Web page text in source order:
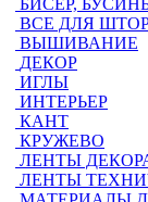
БИСЕР,
ВСЕ ДЛЯ
ВЫШИВАНИЕ
ДЕКОР
ИГЛЫ
ИНТЕРЬЕР
КАНТ
КРУЖЕВО
ЛЕНТЫ
ЛЕНТЫ